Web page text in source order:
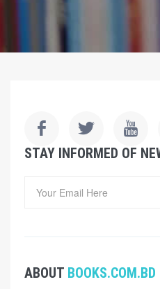
STAY INFORMED OF
ABOUT BOOKS.COM.BD